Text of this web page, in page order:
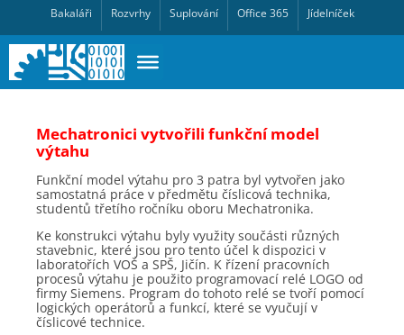
Bakaláři Rozvrhy Suplování Office 365 Jídelníček
Mechatronici vytvořili funkční model
výtahu
Funkční model výtahu pro 3 patra byl vytvořen jako
samostatná práce v předmětu číslicová technika,
studentů třetího ročníku oboru Mechatronika.
Ke konstrukci výtahu byly využity součásti různých
stavebnic, které jsou pro tento účel k dispozici v
laboratořích VOŠ a SPŠ, Jičín. K řízení pracovních
procesů výtahu je použito programovací relé LOGO od
firmy Siemens. Program do tohoto relé se tvoří pomocí
logických operátorů a funkcí, které se vyučují v
číslicové technice.